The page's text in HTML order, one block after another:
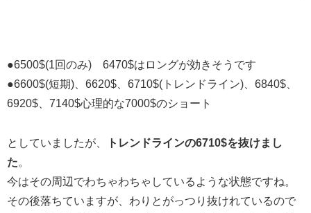
●6500$(1回のみ) 6470$はロングが効きそうです
●6600$(短期)、6620$、6710$(トレンドライン)、6840$、
6920$、7140$心理的な7000$のショート
としていましたが、
トレンドラインの6710$を抜けまし
た。
今はその周辺でわちゃわちゃしているような状態ですね。
その後落ちていますが、わりとがっつり抜けれているので